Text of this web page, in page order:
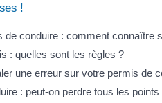
!
de conduire : comment connaître
: quelles sont les règles ?
une erreur sur votre permis de
: peut-on perdre tous les